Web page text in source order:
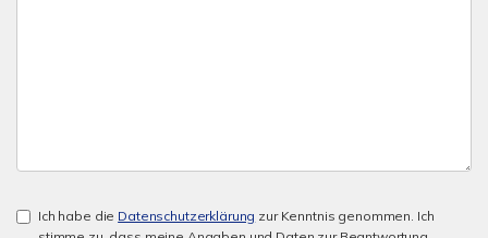
Ich habe die Datenschutzerklärung zur Kenntnis genommen. Ich